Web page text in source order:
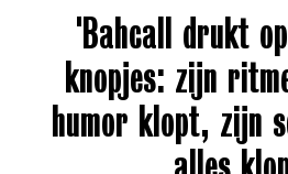
'Bahcall drukt
knopjes: zijn
humor klopt, zijn